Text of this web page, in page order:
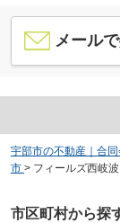
メール
宇部市の不動産｜合
市 > フィールズ西岐波
市区町村から探